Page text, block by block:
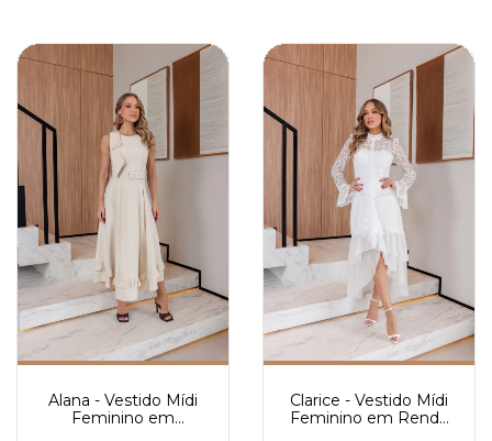
Alana - Vestido Mídi
Feminino em
Clarice - Vestido Mídi
Feminino em Renda